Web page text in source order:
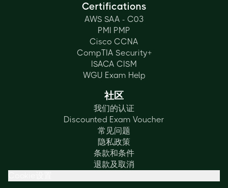
Certifications
AWS SAA - C03
PMI PMP
Cisco CCNA
CompTIA Security+
ISACA CISM
WGU Exam Help
社区
我们的认证
Discounted Exam Voucher
常见问题
隐私政策
条款和条件
退款及取消